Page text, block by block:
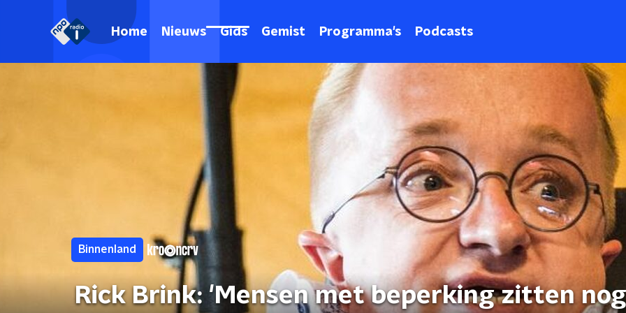
Home Nieuws Gids Gemist Programma's Podcasts
Binnenland
Rick Brink: 'Mensen met beperking zitten nog